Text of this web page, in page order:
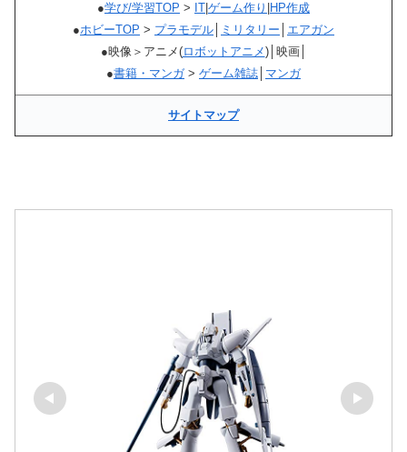
●学び/学習TOP > IT ゲーム作り HP作成
●ホビーTOP > プラモデル ミリタリー
エアガン
●映像＞アニメ(ロボットアニメ)│映画│
●書籍・マンガ> ゲーム雑誌 マンガ
サイトマップ